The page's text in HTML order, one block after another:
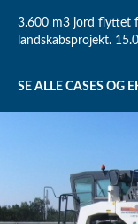
3.600 m3 jord flyttet
landskabsprojekt.
SE ALLE CASES OG